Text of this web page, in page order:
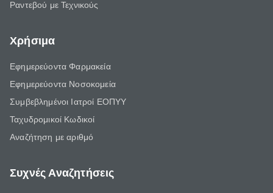
Ραντεβού με Τεχνικούς
Χρήσιμα
Εφημερεύοντα Φαρμακεία
Εφημερεύοντα Νοσοκομεία
Συμβεβλημένοι Ιατροί ΕΟΠΥΥ
Ταχυδρομικοί Κωδικοί
Αναζήτηση με αριθμό
Συχνές Αναζητήσεις